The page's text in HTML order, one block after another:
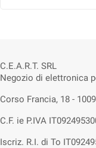
C.E.A.R.T. SRL
Negozio di elettronica
Corso Francia, 18 -
C.F. ie P.IVA
Iscriz. R.I. di To